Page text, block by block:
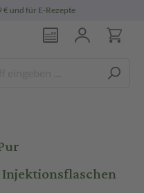
€ und für E-Rezepte